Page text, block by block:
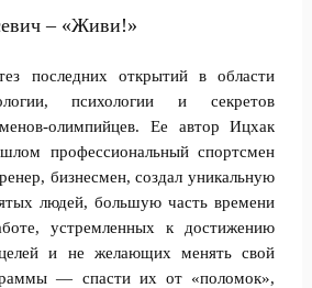
– «Живи!»
последних открытий в области
психологии и секретов
олимпийцев. Ее автор Ицхак
профессиональный спортсмен
бизнесмен, создал уникальную
людей, большую часть времени
устремленных к достижению
и не желающих менять свой
— спасти их от «поломок»,